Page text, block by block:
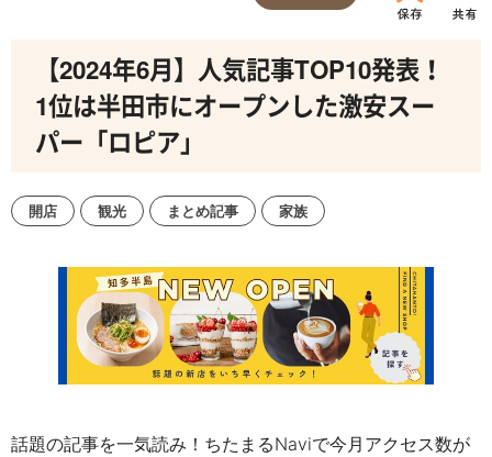
【2024年6月】人気記事TOP10発表！
1位は半田市にオープンした激安スー
パー「ロピア」
開店 観光 まとめ記事 家族
話題の記事を一気読み！ちたまるNaviで今月アクセス数が